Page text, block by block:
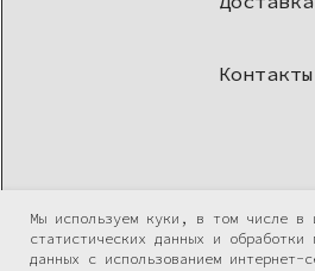
Мы используем куки, в том числе в
статистических данных и обработки
данных с использованием интернет-